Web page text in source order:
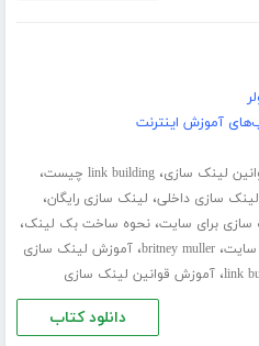
آموزش اینترنت
لینک سازی،link building چیست ،
لینک سازی داخلی، لینک سازی رایگان،
برای سایت،نحوه ساخت بک لینک،
،britney muller،آموزش لینک سازی
link،آموزش قوانین لینک سازی
دانلود کتاب